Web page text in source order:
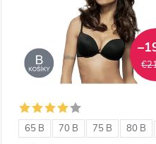
65 B 70 B 75 B 80 B